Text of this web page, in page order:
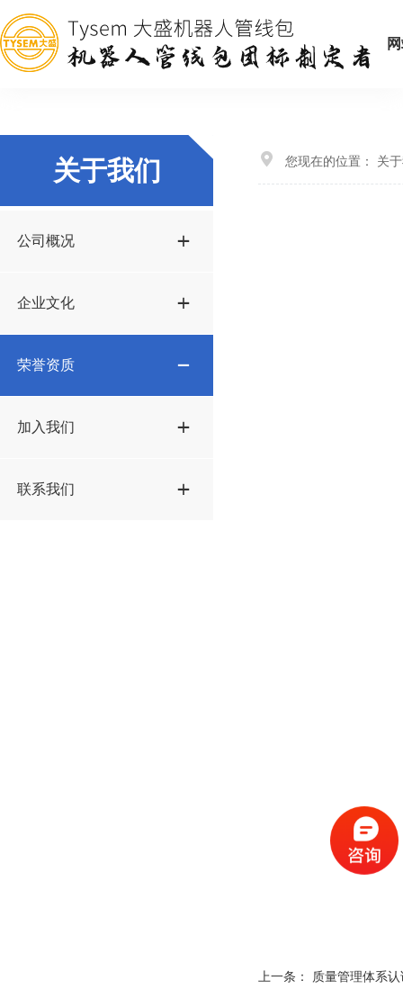
关于我们
公司概况
企业文化
荣誉资质
加入我们
联系我们
您现在的位置： 关
上一条： 质量管理体系